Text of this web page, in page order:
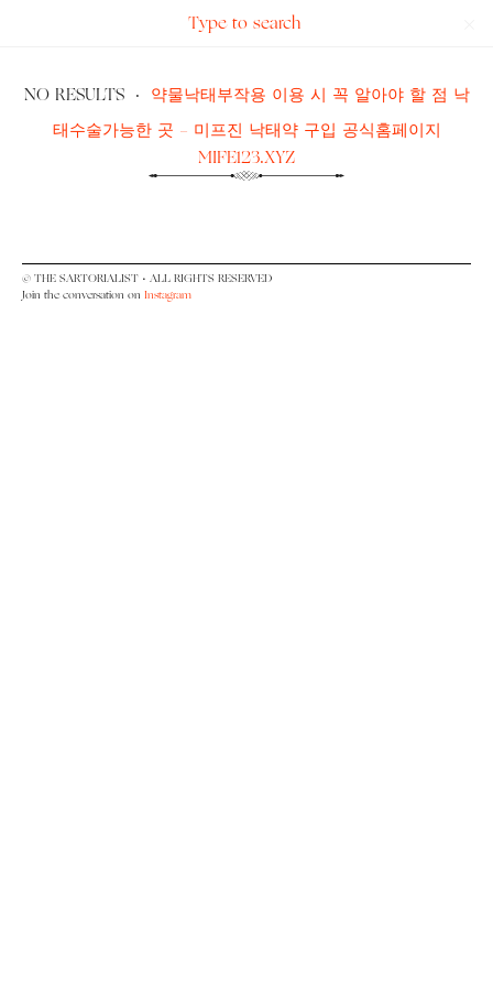
Sartorialist
NO RESULTS· 약물낙태부작용 이용 시 꼭 알아야 할 점 낙
태수술가능한 곳 - 미프진 낙태약 구입 공식홈페이지
MIFE123.XYZ
© THE SARTORIALIST • ALL RIGHTS RESERVED
Join the conversation on Instagram